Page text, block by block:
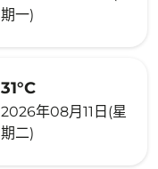
期一)
31°C
2026年08月11日(星
期二)